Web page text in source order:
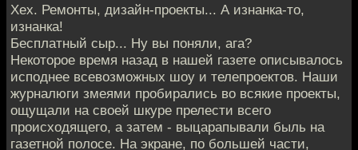
Хех. Ремонты, дизайн-проекты... А изнанка-то,
изнанка!
Бесплатный сыр... Ну вы поняли, ага?
Некоторое время назад в нашей газете описывалось
исподнее всевозможных шоу и телепроектов. Наши
журналюги змеями пробирались во всякие проекты,
ощущали на своей шкуре прелести всего
происходящего, а затем - выцарапывали быль на
газетной полосе. На экране, по большей части,